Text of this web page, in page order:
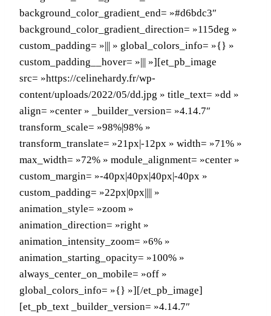
background_color_gradient_end= »#d6bdc3″
background_color_gradient_direction= »115deg »
custom_padding= »||| » global_colors_info= »{} »
custom_padding__hover= »||| »][et_pb_image
src= »https://celinehardy.fr/wp-
content/uploads/2022/05/dd.jpg » title_text= »dd »
align= »center » _builder_version= »4.14.7″
transform_scale= »98%|98% »
transform_translate= »21px|-12px » width= »71% »
max_width= »72% » module_alignment= »center »
custom_margin= »-40px|40px|40px|-40px »
custom_padding= »22px|0px|||| »
animation_style= »zoom »
animation_direction= »right »
animation_intensity_zoom= »6% »
animation_starting_opacity= »100% »
always_center_on_mobile= »off »
global_colors_info= »{} »][/et_pb_image]
[et_pb_text _builder_version= »4.14.7″